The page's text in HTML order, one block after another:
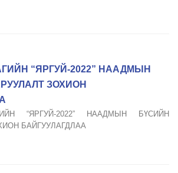
“ЯРГУЙ-2022” НААДМЫН
ЗОХИОН
“ЯРГУЙ-2022” НААДМЫН БҮСИЙН
БАЙГУУЛАГДЛАА